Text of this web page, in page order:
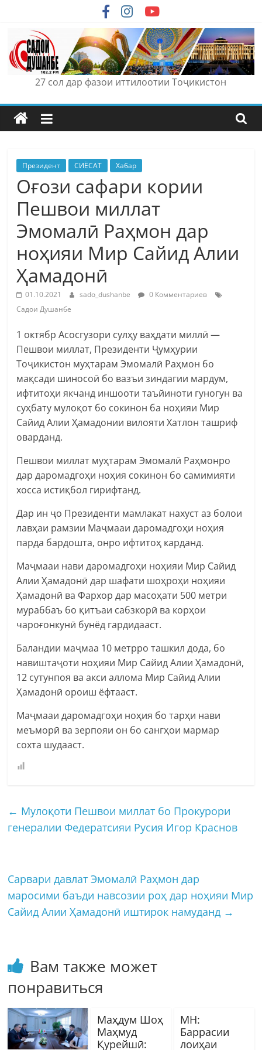
content
27 сол дар фазои иттилоотии Тоҷикистон
Президент СИЁСАТ Хабар
Оғози сафари кории
Пешвои миллат
Эмомалӣ Раҳмон дар
ноҳияи Мир Сайид Алии
Ҳамадонӣ
01.10.2021 sado_dushanbe
0 Комментариев
Садои Душанбе
1 октябр Асосгузори сулҳу ваҳдати миллӣ —
Пешвои миллат, Президенти Ҷумҳурии
Тоҷикистон муҳтарам Эмомалӣ Раҳмон бо
мақсади шиносоӣ бо вазъи зиндагии мардум,
ифтитоҳи якчанд иншооти таъйиноти гуногун ва
суҳбату мулоқот бо сокинон ба ноҳияи Мир
Сайид Алии Ҳамадонии вилояти Хатлон ташриф
оварданд.
Пешвои миллат муҳтарам Эмомалӣ Раҳмонро
дар даромадгоҳи ноҳия сокинон бо самимияти
хосса истиқбол гирифтанд.
Дар ин ҷо Президенти мамлакат нахуст аз болои
лавҳаи рамзии Маҷмааи даромадгоҳи ноҳия
парда бардошта, онро ифтитоҳ карданд.
Маҷмааи нави даромадгоҳи ноҳияи Мир Сайид
Алии Ҳамадонӣ дар шафати шоҳроҳи ноҳияи
Ҳамадонӣ ва Фархор дар масоҳати 500 метри
мураббаъ бо қитъаи сабзкорӣ ва корҳои
чароғонкунӣ бунёд гардидааст.
Баландии маҷмаа 10 метрро ташкил дода, бо
навиштаҷоти ноҳияи Мир Сайид Алии Ҳамадонӣ,
12 сутунпоя ва акси аллома Мир Сайид Алии
Ҳамадонӣ ороиш ёфтааст.
Маҷмааи даромадгоҳи ноҳия бо тарҳи нави
меъморӣ ва зерпояи он бо сангҳои мармар
сохта шудааст.
← Мулоқоти Пешвои миллат бо Прокурори
генералии Федератсияи Русия Игор Краснов
Сарвари давлат Эмомалӣ Раҳмон дар
маросими баъди навсозии роҳ дар ноҳияи Мир
Сайид Алии Ҳамадонӣ иштирок намуданд →
Вам также может
понравиться
Маҳдум Шоҳ
Маҳмуд
Қурейшӣ:
МН:
Баррасии
лоиҳаи